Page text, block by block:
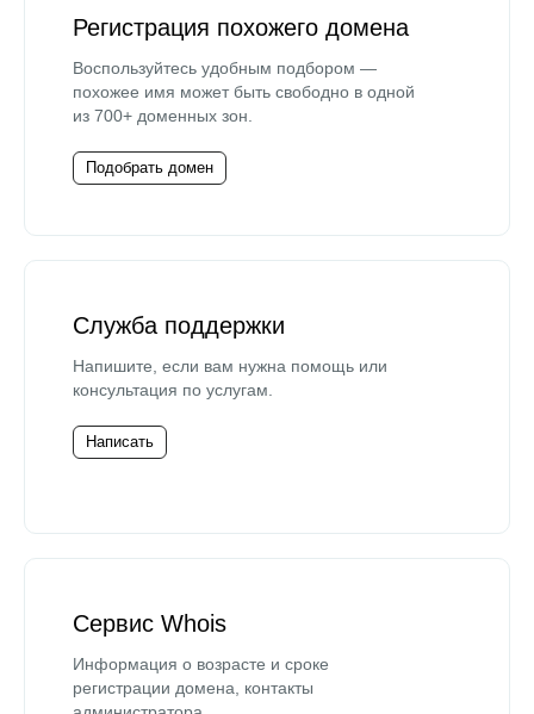
Регистрация похожего домена
Воспользуйтесь удобным подбором —
похожее имя может быть свободно в одной
из 700+ доменных зон.
Подобрать домен
Служба поддержки
Напишите, если вам нужна помощь или
консультация по услугам.
Написать
Сервис Whois
Информация о возрасте и сроке
регистрации домена, контакты